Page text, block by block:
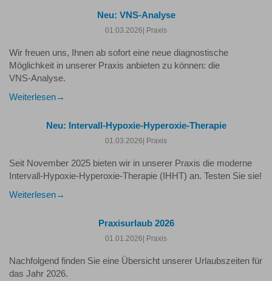
Neu: VNS-Analyse
01.03.2026| Praxis
Wir freuen uns, Ihnen ab sofort eine neue diagnostische
Möglichkeit in unserer Praxis anbieten zu können: die
VNS‑Analyse.
Weiterlesen
Neu: Intervall-Hypoxie-Hyperoxie-Therapie
01.03.2026| Praxis
Seit November 2025 bieten wir in unserer Praxis die moderne
Intervall-Hypoxie-Hyperoxie-Therapie (IHHT) an. Testen Sie sie!
Weiterlesen
Praxisurlaub 2026
01.01.2026| Praxis
Nachfolgend finden Sie eine Übersicht unserer Urlaubszeiten für
das Jahr 2026.